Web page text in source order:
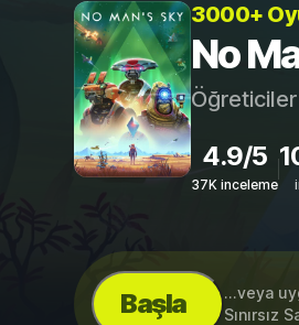
3000+
No
4.9/5
37K inceleme
Başla ...veya
Sınırsız